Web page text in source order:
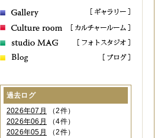
過去ログ
2026年07月
（2件）
2026年06月
（4件）
2026年05月
（2件）